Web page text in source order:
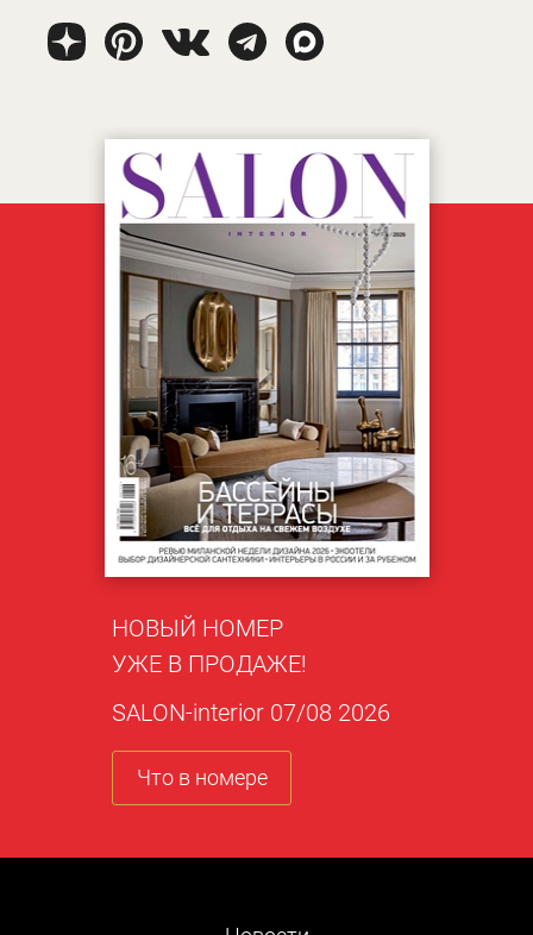
НОВЫЙ НОМЕР
УЖЕ В ПРОДАЖЕ!
SALON-interior 07/08 2026
Что в номере